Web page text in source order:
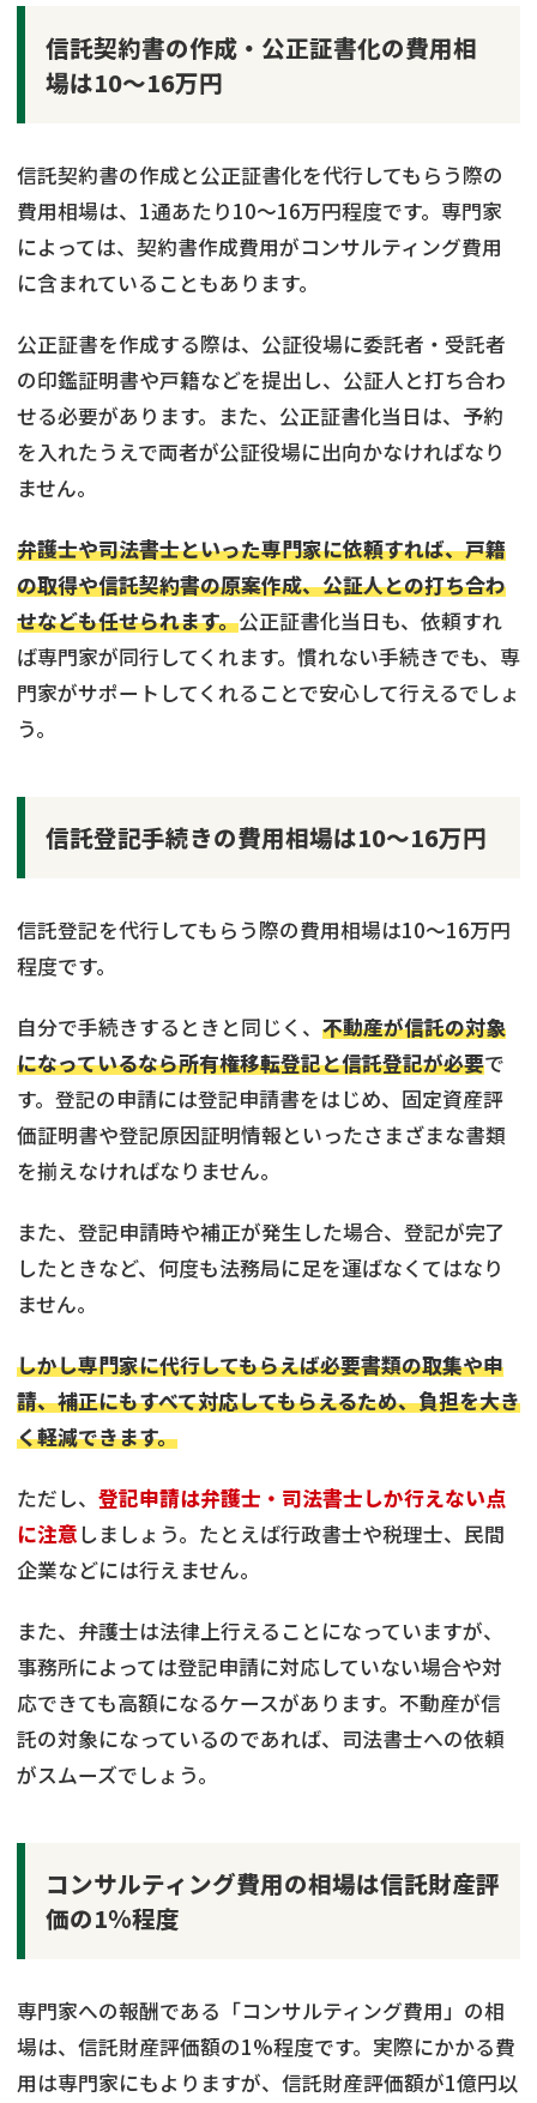
信託契約書の作成・公正証書化の費用相
場は10～16万円
信託契約書の作成と公正証書化を代行してもらう際の
費用相場は、1通あたり10〜16万円程度です。専門家
によっては、契約書作成費用がコンサルティング費用
に含まれていることもあります。
公正証書を作成する際は、公証役場に委託者・受託者
の印鑑証明書や戸籍などを提出し、公証人と打ち合わ
せる必要があります。また、公正証書化当日は、予約
を入れたうえで両者が公証役場に出向かなければなり
ません。
弁護士や司法書士といった専門家に依頼すれば、戸籍
の取得や信託契約書の原案作成、公証人との打ち合わ
せなども任せられます。公正証書化当日も、依頼すれ
ば専門家が同行してくれます。慣れない手続きでも、専
門家がサポートしてくれることで安心して行えるでしょ
う。
信託登記手続きの費用相場は10～16万円
信託登記を代行してもらう際の費用相場は10〜16万円
程度です。
自分で手続きするときと同じく、 不動産が信託の対象
になっているなら所有権移転登記と信託登記が必要で
す。登記の申請には登記申請書をはじめ、固定資産評
価証明書や登記原因証明情報といったさまざまな書類
を揃えなければなりません。
また、登記申請時や補正が発生した場合、登記が完了
したときなど、何度も法務局に足を運ばなくてはなり
ません。
しかし専門家に代行してもらえば必要書類の取集や申
請、補正にもすべて対応してもらえるため、負担を大き
く軽減できます。
ただし、 登記申請は弁護士・司法書士しか行えない点
に注意 しましょう。たとえば行政書士や税理士、民間
企業などには行えません。
また、弁護士は法律上行えることになっていますが、
事務所によっては登記申請に対応していない場合や対
応できても高額になるケースがあります。不動産が信
託の対象になっているのであれば、司法書士への依頼
がスムーズでしょう。
コンサルティング費用の相場は信託財産評
価の1％程度
専門家への報酬である「コンサルティング費用」の相
場は、信託財産評価額の1%程度です。実際にかかる費
用は専門家にもよりますが、信託財産評価額が1億円以